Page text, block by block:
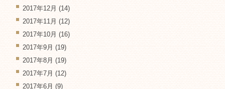
2017年12月 (14)
2017年11月 (12)
2017年10月 (16)
2017年9月 (19)
2017年8月 (19)
2017年7月 (12)
2017年6月 (9)